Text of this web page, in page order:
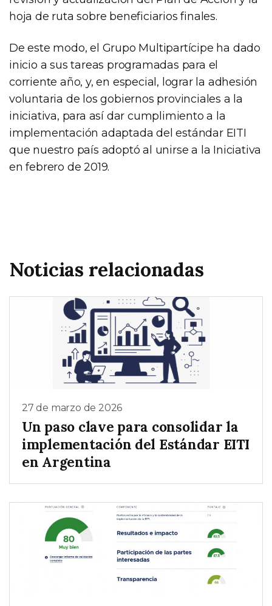
hoja de ruta sobre beneficiarios finales.
De este modo, el Grupo Multipartícipe ha dado
inicio a sus tareas programadas para el
corriente año, y, en especial, lograr la adhesión
voluntaria de los gobiernos provinciales a la
iniciativa, para así dar cumplimiento a la
implementación adaptada del estándar EITI
que nuestro país adoptó al unirse a la Iniciativa
en febrero de 2019.
Noticias relacionadas
27 de marzo de 2026
Un paso clave para consolidar la
implementación del Estándar EITI
en Argentina